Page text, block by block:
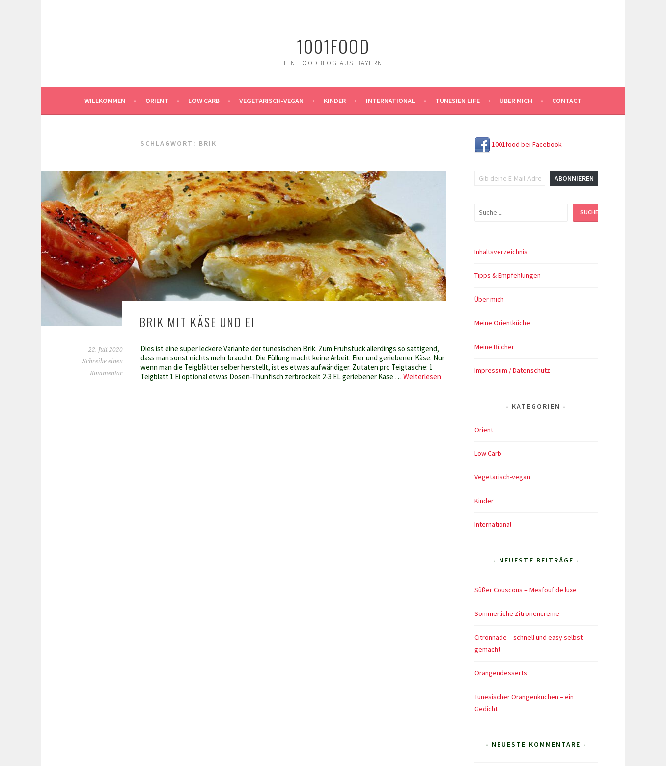
1001FOOD
EIN FOODBLOG AUS BAYERN
WILLKOMMEN ORIENT LOW CARB VEGETARISCH-VEGAN KINDER INTERNATIONAL TUNESIEN LIFE ÜBER MICH CONTACT
SCHLAGWORT: BRIK
BRIK MIT KÄSE UND EI
22. Juli 2020
Schreibe einen
Kommentar
Dies ist eine super leckere Variante der tunesischen Brik. Zum Frühstück allerdings so sättigend,
dass man sonst nichts mehr braucht. Die Füllung macht keine Arbeit: Eier und geriebener Käse. Nur
wenn man die Teigblätter selber herstellt, ist es etwas aufwändiger. Zutaten pro Teigtasche: 1
Teigblatt 1 Ei optional etwas Dosen-Thunfisch zerbröckelt 2-3 EL geriebener Käse … Weiterlesen
1001food bei Facebook
ABONNIEREN
Suchen SUCHEN
Inhaltsverzeichnis
Tipps & Empfehlungen
Über mich
Meine Orientküche
Meine Bücher
Impressum / Datenschutz
KATEGORIEN
Orient
Low Carb
Vegetarisch-vegan
Kinder
International
- NEUESTE BEITRÄGE -
Süßer Couscous – Mesfouf de luxe
Sommerliche Zitronencreme
Citronnade – schnell und easy selbst
gemacht
Orangendesserts
Tunesischer Orangenkuchen – ein
Gedicht
- NEUESTE KOMMENTARE -